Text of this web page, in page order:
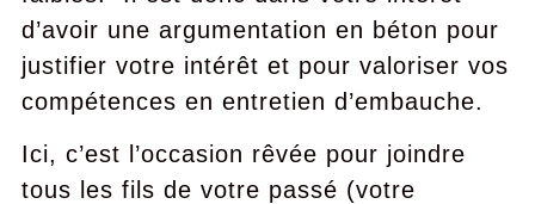
d’avoir une argumentation en béton pour
justifier votre intérêt et pour valoriser vos
compétences en entretien d’embauche.
Ici, c’est l’occasion rêvée pour joindre
tous les fils de votre passé (votre